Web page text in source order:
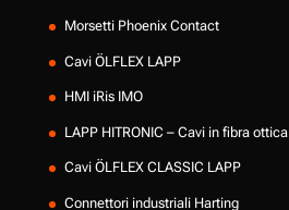
Morsetti Phoenix Contact
Cavi ÖLFLEX LAPP
HMI iRis IMO
LAPP HITRONIC – Cavi in fibra ottica
Cavi ÖLFLEX CLASSIC LAPP
Connettori industriali Harting